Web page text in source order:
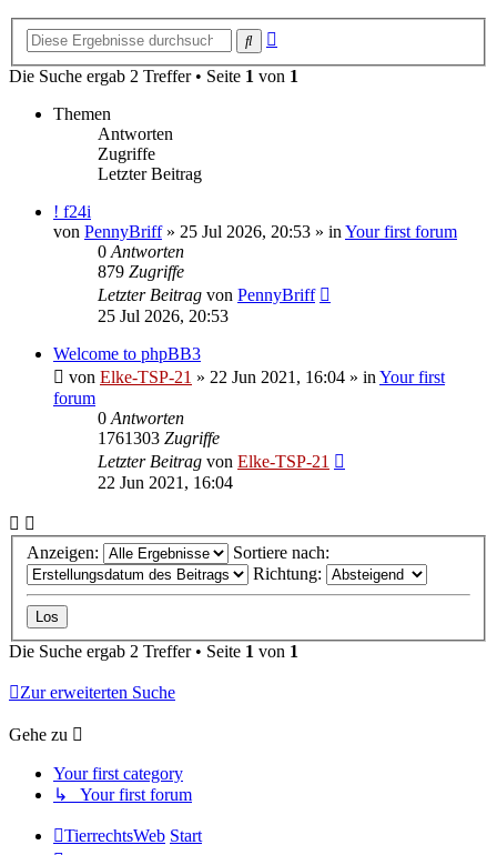
Suche
Die Suche ergab 2 Treffer • Seite 1 von 1
Themen
Antworten
Zugriffe
Letzter Beitrag
! f24i
von PennyBriff» 25 Jul 2026, 20:53 » in Your first forum
0 Antworten
879 Zugriffe
Letzter Beitrag von PennyBriff
25 Jul 2026, 20:53
Welcome to phpBB3
von Elke-TSP-21 » 22 Jun 2021, 16:04 » in Your first
forum
0 Antworten
1761303 Zugriffe
Letzter Beitrag von Elke-TSP-21
22 Jun 2021, 16:04
Anzeigen:
Sortiere nach:
Richtung:
Die Suche ergab 2 Treffer • Seite 1 von 1
Zur erweiterten Suche
Gehe zu
Your first category
↳ Your first forum
TierrechtsWeb Start